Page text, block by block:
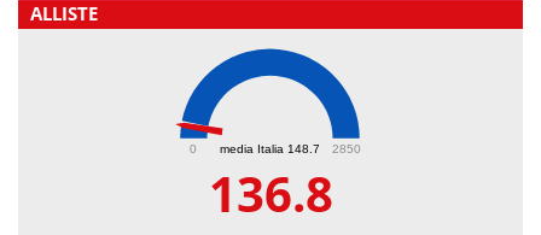
ALLISTE
media Italia 148.7
0 2850
136.8